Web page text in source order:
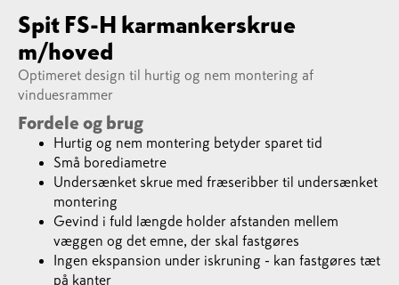
Spit FS-H karmankerskrue
m/hoved
Optimeret design til hurtig og nem montering af
vinduesrammer
Fordele og brug
Hurtig og nem montering betyder sparet tid
Små borediametre
Undersænket skrue med fræseribber til undersænket
montering
Gevind i fuld længde holder afstanden mellem
væggen og det emne, der skal fastgøres
Ingen ekspansion under iskruning - kan fastgøres tæt
på kanter